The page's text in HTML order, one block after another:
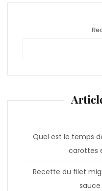
Quel est le temps
carottes
Recette du filet